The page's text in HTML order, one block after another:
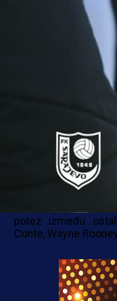
Bivši
te miljenik
iznenadio javnost
Ibričić, koji je i kao
kose, odlučio
Ikona nogometa
nekoliko fotografija
Trend
izrazito popularan
potez između
Conte, Wayne